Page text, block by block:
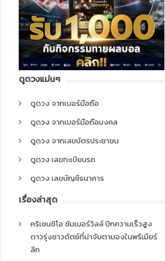
ดูดวงแม่นๆ
ดูดวง จากเบอร์มือถือ
ดูดวง จากเบอร์มือถือมงคล
ดูดวง จากเลขบัตรประชาชน
ดูดวง เลขทะเบียนรถ
ดูดวง เลขบัญชีธนาคาร
เรื่องล่าสุด
คริเซนซิโอ ซัมเมอร์วิลล์ ปีกความเร็วสูง
ดาวรุ่งชาวดัตช์ที่น่าจับตามองในพรีเมียร์
ลีก